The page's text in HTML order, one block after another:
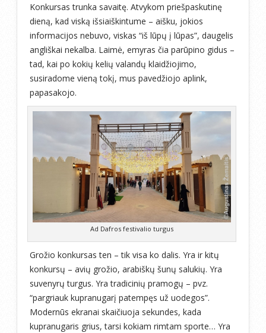
Konkursas trunka savaitę. Atvykom priešpaskutinę
dieną, kad viską išsiaiškintume – aišku, jokios
informacijos nebuvo, viskas “iš lūpų į lūpas”, daugelis
angliškai nekalba. Laimė, emyras čia parūpino gidus –
tad, kai po kokių kelių valandų klaidžiojimo,
susiradome vieną tokį, mus pavedžiojo aplink,
papasakojo.
Ad Dafros festivalio turgus
Grožio konkursas ten – tik visa ko dalis. Yra ir kitų
konkursų – avių grožio, arabiškų šunų salukių. Yra
suvenyrų turgus. Yra tradicinių pramogų – pvz.
“pargriauk kupranugarį patempęs už uodegos”.
Modernūs ekranai skaičiuoja sekundes, kada
kupranugaris grius, tarsi kokiam rimtam sporte… Yra